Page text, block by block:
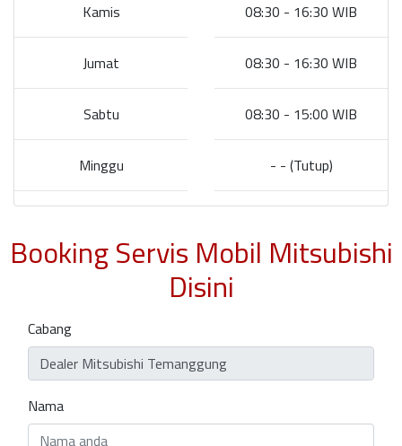
Kamis 08:30 - 16:30 WIB
Jumat 08:30 - 16:30 WIB
Sabtu 08:30 - 15:00 WIB
Minggu - - (Tutup)
Booking Servis Mobil Mitsubishi
Disini
Cabang
Nama